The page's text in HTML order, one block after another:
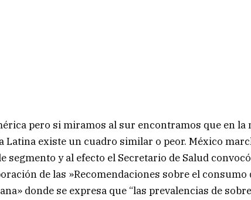
pero si miramos al sur encontramos que en la
Latina existe un cuadro similar o peor. México
segmento y al efecto el Secretario de Salud
de las »Recomendaciones sobre el consumo
donde se expresa que “las prevalencias de